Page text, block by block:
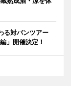
る対バンツアー
」開催決定！